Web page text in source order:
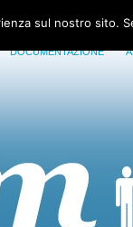
DOCUMENTAZIONE
sul nostro